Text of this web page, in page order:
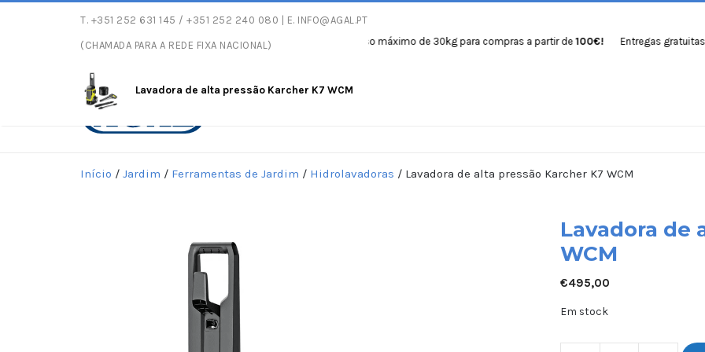
T. +351 252 631 145 / +351 252 240 080 | E. INFO@AGAL.PT
(CHAMADA PARA A REDE FIXA NACIONAL)Entregas gratuitas com peso máximo de 30kg para compras a partir de100€! Entregas gratuitas com
Início / Jardim / Ferramentas de Jardim / Hidrolavadoras / Lavadora de alta pressão Karcher K7 WCM
Lavadora de
WCM
€495,00
Em stock
Lavadora de alta pressão Karcher K7 WCM